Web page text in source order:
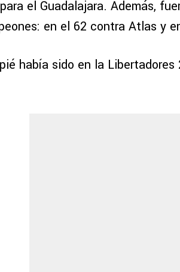
el Guadalajara. Además,
en el 62 contra Atlas y
había sido en la